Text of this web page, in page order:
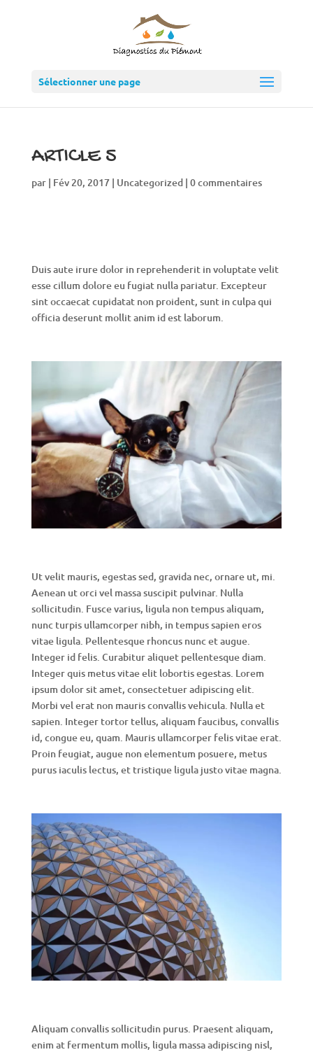
Sélectionner une page
ARTICLE 5
par | Fév 20, 2017| Uncategorized| 0 commentaires
Duis aute irure dolor in reprehenderit in voluptate velit
esse cillum dolore eu fugiat nulla pariatur. Excepteur
sint occaecat cupidatat non proident, sunt in culpa qui
officia deserunt mollit anim id est laborum.
Ut velit mauris, egestas sed, gravida nec, ornare ut, mi.
Aenean ut orci vel massa suscipit pulvinar. Nulla
sollicitudin. Fusce varius, ligula non tempus aliquam,
nunc turpis ullamcorper nibh, in tempus sapien eros
vitae ligula. Pellentesque rhoncus nunc et augue.
Integer id felis. Curabitur aliquet pellentesque diam.
Integer quis metus vitae elit lobortis egestas. Lorem
ipsum dolor sit amet, consectetuer adipiscing elit.
Morbi vel erat non mauris convallis vehicula. Nulla et
sapien. Integer tortor tellus, aliquam faucibus, convallis
id, congue eu, quam. Mauris ullamcorper felis vitae erat.
Proin feugiat, augue non elementum posuere, metus
purus iaculis lectus, et tristique ligula justo vitae magna.
Aliquam convallis sollicitudin purus. Praesent aliquam,
enim at fermentum mollis, ligula massa adipiscing nisl,